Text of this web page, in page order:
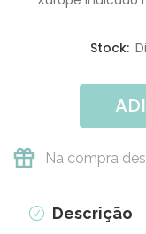
Stock:
Na compra
Descrição